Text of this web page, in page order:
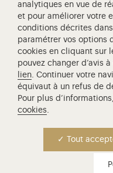
Centre de recherche du
Centre de Musique
Réseau des Résidences
Société des Amis de
Académie équestre
Campus Versailles
analytiques en vue de
et pour améliorer votre
conditions décrites
paramétrer vos options
cookies en cliquant sur
pouvez changer d’avis
lien. Continuer votre
équivaut à un refus de
Pour plus
cookies.
Tout